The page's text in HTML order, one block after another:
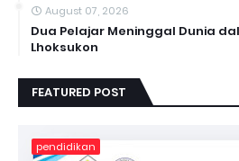
August 07, 2026
Dua Pelajar Meninggal Dunia
Lhoksukon
FEATURED POST
pendidikan